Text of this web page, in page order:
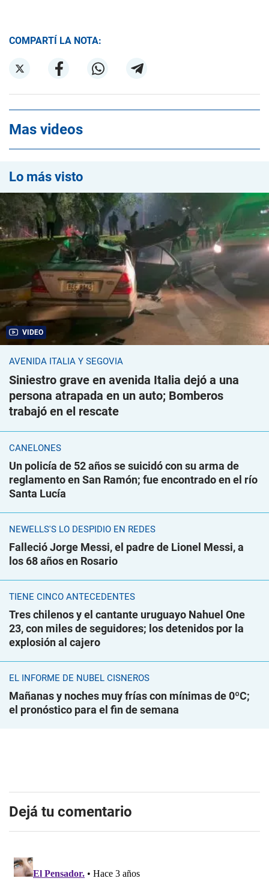
COMPARTÍ LA NOTA:
Mas videos
Lo más visto
VIDEO
AVENIDA ITALIA Y SEGOVIA
Siniestro grave en avenida Italia dejó a una
persona atrapada en un auto; Bomberos
trabajó en el rescate
CANELONES
Un policía de 52 años se suicidó con su arma de
reglamento en San Ramón; fue encontrado en el río
Santa Lucía
NEWELLS'S LO DESPIDIÓ EN REDES
Falleció Jorge Messi, el padre de Lionel Messi, a
los 68 años en Rosario
TIENE CINCO ANTECEDENTES
Tres chilenos y el cantante uruguayo Nahuel One
23, con miles de seguidores; los detenidos por la
explosión al cajero
EL INFORME DE NUBEL CISNEROS
Mañanas y noches muy frías con mínimas de 0ºC;
el pronóstico para el fin de semana
Dejá tu comentario